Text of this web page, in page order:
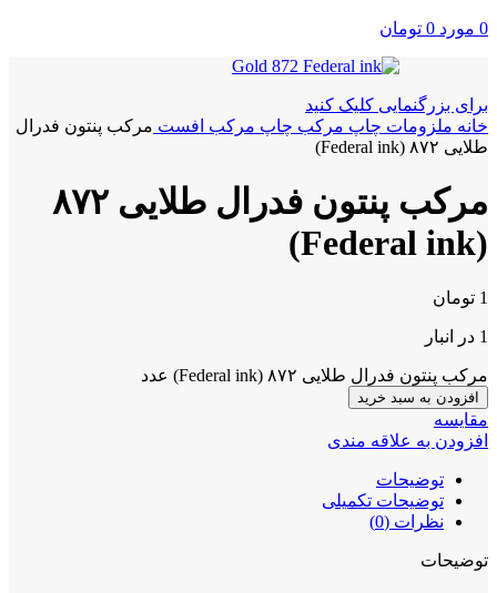
0 مورد 0 تومان
برای بزرگنمایی کلیک کنید
خانه ملزومات چاپ مرکب چاپ مرکب افست مرکب پنتون فدرال
طلایی ۸۷۲ (Federal ink)
مرکب پنتون فدرال طلایی ۸۷۲
(Federal ink)
1 تومان
1 در انبار
مرکب پنتون فدرال طلایی ۸۷۲ (Federal ink) عدد
افزودن به سبد خرید
مقايسه
افزودن به علاقه مندی
توضیحات
توضیحات تکمیلی
نظرات (0)
توضیحات